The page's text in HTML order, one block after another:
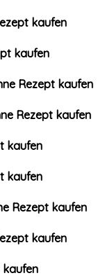
kaufen
kaufen
Rezept kaufen
Rezept kaufen
kaufen
kaufen
Rezept kaufen
kaufen
kaufen